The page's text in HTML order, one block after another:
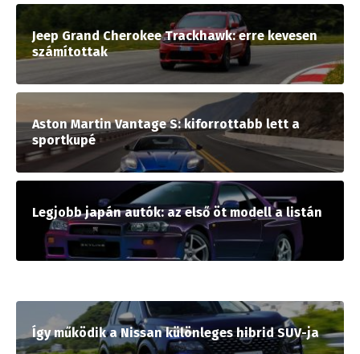
Jeep Grand Cherokee Trackhawk: erre kevesen
számítottak
Aston Martin Vantage S: kiforrottabb lett a
sportkupé
Legjobb japán autók: az első öt modell a listán
Így működik a Nissan különleges hibrid SUV-ja